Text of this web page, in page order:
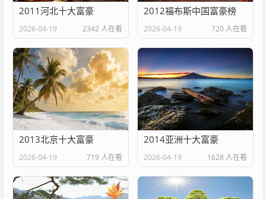
2011河北十大富豪
2026-04-19 2342 人在看
2012福布斯中国富豪榜
2026-04-19 720 人在看
2013北京十大富豪
2026-04-19 719 人在看
2014亚洲十大富豪
2026-04-19 1628 人在看